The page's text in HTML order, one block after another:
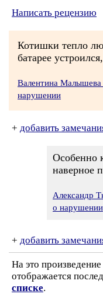
Написать рецензию
Котишки тепло
батарее
Валентина Малышева
нарушении
+ добавить
Особенно
наверное
Александр
о нарушении
+ добавить
На это
отображается
списке.